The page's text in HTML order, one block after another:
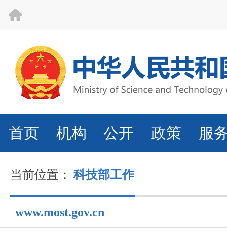
首页 机构 公开 政策 服
当前位置： 科技部工作
www.most.gov.cn